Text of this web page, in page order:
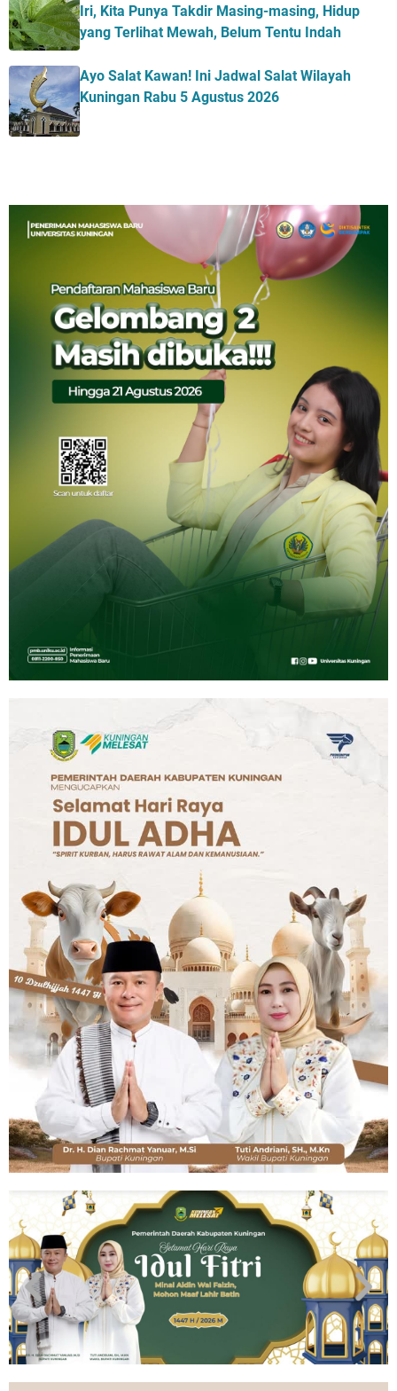
Iri, Kita Punya Takdir Masing-masing, Hidup
yang Terlihat Mewah, Belum Tentu Indah
Ayo Salat Kawan! Ini Jadwal Salat Wilayah
Kuningan Rabu 5 Agustus 2026